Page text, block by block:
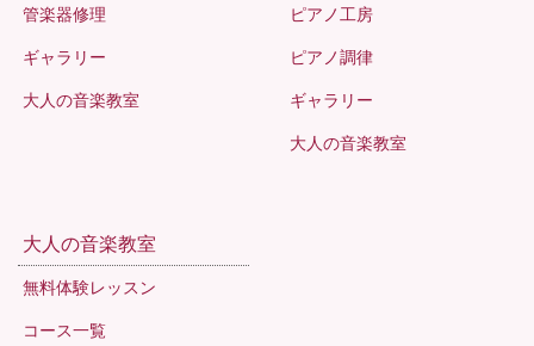
管楽器修理
ギャラリー
大人の音楽教室
ピアノ工房
ピアノ調律
ギャラリー
大人の音楽教室
大人の音楽教室
無料体験レッスン
コース一覧